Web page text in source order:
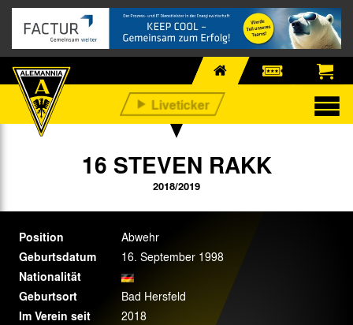
16 STEVEN RAKK
2018/2019
Position Abwehr
Geburtsdatum 16. September 1998
Nationalität
Geburtsort
Bad Hersfeld
Im Verein seit 2018